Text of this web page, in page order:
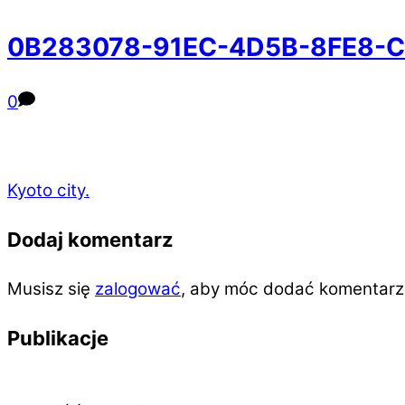
0B283078-91EC-4D5B-8FE8-
0
Kyoto city.
Dodaj komentarz
Musisz się zalogować, aby móc dodać
Publikacje